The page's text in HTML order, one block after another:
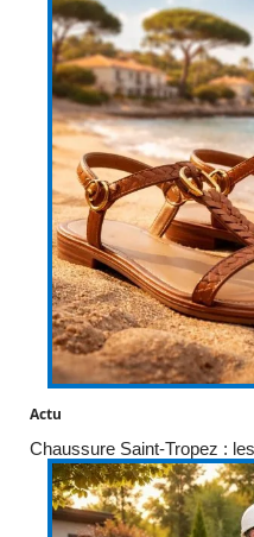
Actu
Chaussure Saint-Tropez :